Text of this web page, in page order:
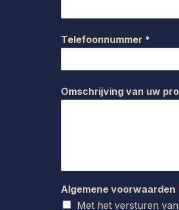
Telefoonnummer *
Omschrijving van uw
Algemene voorwaarden
Met het versturen